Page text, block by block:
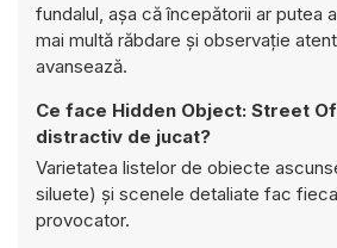
fundalul, așa că începătorii ar putea
mai multă răbdare și observație
avansează.
Ce face Hidden Object: Street
distractiv de jucat?
Varietatea listelor de obiecte
siluete) și scenele detaliate fac
provocator.